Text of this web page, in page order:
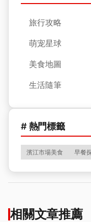
旅行攻略
萌宠星球
美食地圖
生活隨筆
# 熱門標籤
濱江市場美食 早餐
相關文章推薦